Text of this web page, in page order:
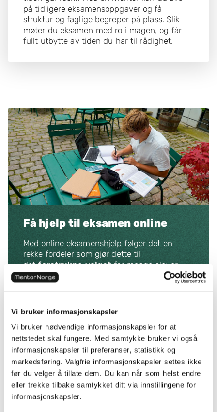
Vi bruker informasjonskapsler
Vi bruker nødvendige informasjonskapsler for at
nettstedet skal fungere. Med samtykke bruker vi også
informasjonskapsler til preferanser, statistikk og
markedsføring. Valgfrie informasjonskapsler settes ikke
før du velger å tillate dem. Du kan når som helst endre
eller trekke tilbake samtykket ditt via innstillingene for
informasjonskapsler.
på tidligere eksamensoppgaver og få
struktur og faglige begreper på plass. Slik
møter du eksamen med ro i magen, og får
fullt utbytte av tiden du har til rådighet.
Få hjelp til eksamen online
Med online eksamenshjelp følger det en
rekke fordeler som gjør dette til
detforetrukne valgetfor mange elever.
Økt fleksibilitet uansett tid og sted
travel periode
Bedre forutsetninger for en perfekt
match, uten at tid eller sted står i veien
Lavere timepris og ingen binding